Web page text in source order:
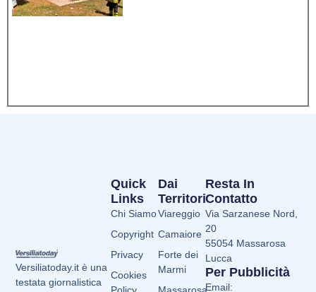
Versiliatoday.it è una
testata giornalistica
Dai
Territori
Viareggio
Camaiore
Forte dei
Marmi
Quick
Links
Chi Siamo
Copyright
Privacy
Cookies
Resta In
Contatto
Via Sarzanese Nord,
20
55054 Massarosa
Lucca
Per Pubblicità
Email: